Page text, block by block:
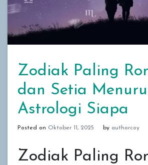
Zodiak Paling
dan Setia
Astrologi Siapa
Posted on Oktober 11, 2025 by authorcoy
Zodiak Paling